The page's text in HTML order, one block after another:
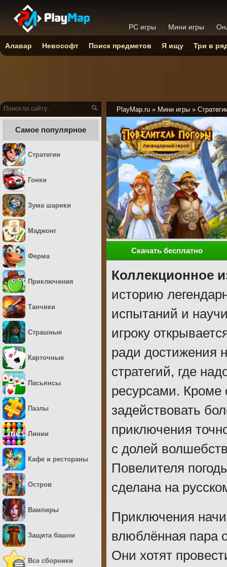
PlayMap.ru » Мини игры »
Скачать бесплатно
Коллекционное
историю
испытаний и
игроку
ради достижения
стратегий, где
ресурсами. Кроме
задействовать
приключения
с долей
Повелителя
сделана на
Приключения
влюблённая пара
Они хотят
Самое популярное
Стратегии
Гонки
Зума шарики
Маджонг
Ферма
Приключения
Танчики
Страшные
Карточные
Пасьянсы
Пазлы
Линии
Кафе и рестораны
Остров
Вампиры
Защита башни
Все сборники
PC игры Мини игры
Алавар Невософт Поиск предметов Я ищу Три в